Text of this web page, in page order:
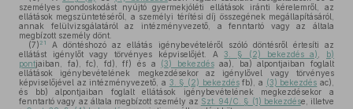
személyes gondoskodást nyújtó gyermekjóléti ellátások iránti kérelemről, az
ellátások megszüntetéséről, a személyi térítési díj összegének megállapításáról,
annak felülvizsgálatáról az intézményvezető, a fenntartó vagy az általa
megbízott személy dönt.
(7) 21
A döntéshozó az ellátás igénybevételéről szóló döntésről értesíti az
ellátást igénylőt vagy törvényes képviselőjét. A3. § (2) bekezdés a)
b)
pontjaiban, fa), fc), fd), ff) és a (3) bekezdésaa), ba) alpontjaiban foglalt
ellátások igénybevételének megkezdésekor az igénylővel vagy törvényes
képviselőjével az intézményvezető, a 3. § (2) bekezdésfb), a (3) bekezdés ac),
és bb) alpontjaiban foglalt ellátások igénybevételének megkezdésekor a
fenntartó vagy az általa megbízott személy az Szt. 94/C. § (1) bekezdése, illetve